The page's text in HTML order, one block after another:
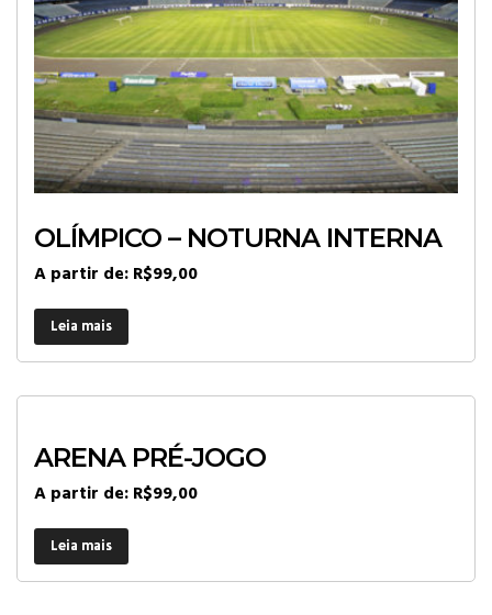
OLÍMPICO – NOTURNA INTERNA
A partir de:R$99,00
Leia mais
ARENA PRÉ-JOGO
A partir de:R$99,00
Leia mais